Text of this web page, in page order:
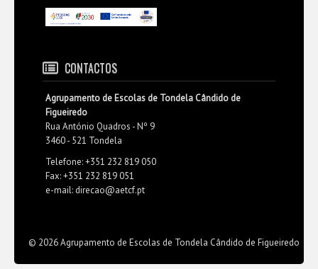
CONTACTOS
Agrupamento de Escolas de Tondela Cândido de
Figueiredo
Rua António Quadros - Nº 9
3460 - 521 Tondela
Telefone: +351 232 819 050
Fax: +351 232 819 051
e-mail: direcao@aetcf.pt
© 2026 Agrupamento de Escolas de Tondela Cândido de Figueiredo